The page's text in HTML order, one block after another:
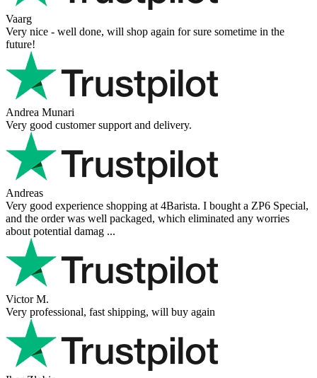
Ahmed Sherif
Excellent coffee grinder! The shipping was surprisingly fast, even
though I’m in Greece and the store is based in Romania/Austria.
The grinder feels ...
Danilo
Super schnelle Lieferung und tolles Produkt
Vaarg
Very nice - well done, will shop again for sure sometime in the
future!
Andrea Munari
Very good customer support and delivery.